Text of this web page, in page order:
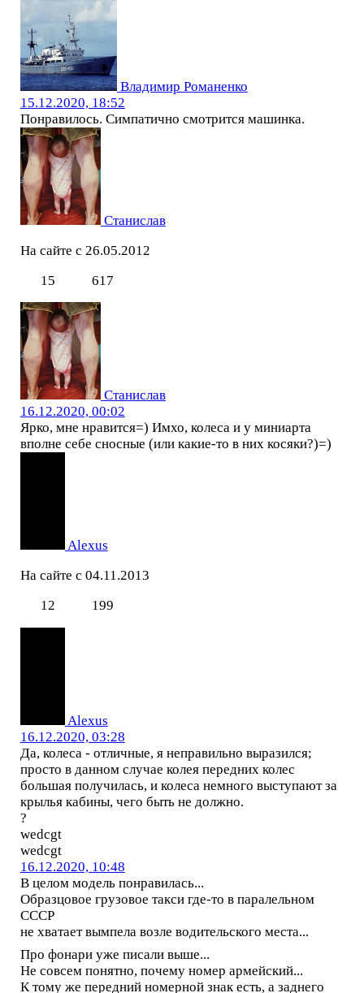
Владимир Романенко
15.12.2020, 18:52
Понравилось. Симпатично смотрится машинка.
Станислав
На сайте с 26.05.2012
15
617
Станислав
16.12.2020, 00:02
Ярко, мне нравится=) Имхо, колеса и у миниарта
вполне себе сносные (или какие-то в них косяки?)=)
Alexus
На сайте с 04.11.2013
12
199
Alexus
16.12.2020, 03:28
Да, колеса - отличные, я неправильно выразился;
просто в данном случае колея передних колес
большая получилась, и колеса немного выступают за
крылья кабины, чего быть не должно.
?
wedcgt
wedcgt
16.12.2020, 10:48
В целом модель понравилась...
Образцовое грузовое такси где-то в паралельном
СССР
не хватает вымпела возле водительского места...
Про фонари уже писали выше...
Не совсем понятно, почему номер армейский...
К тому же передний номерной знак есть, а заднего